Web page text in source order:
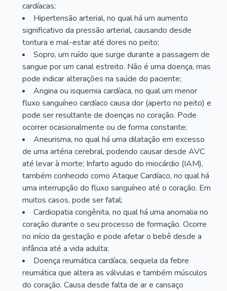
cardíacas;
Hipertensão arterial, no qual há um aumento
significativo da pressão arterial, causando desde
tontura e mal-estar até dores no peito;
Sopro, um ruído que surge durante a passagem de
sangue por um canal estreito. Não é uma doença, mas
pode indicar alterações na saúde do paciente;
Angina ou isquemia cardíaca, no qual um menor
fluxo sanguíneo cardíaco causa dor (aperto no peito) e
pode ser resultante de doenças no coração. Pode
ocorrer ocasionalmente ou de forma constante;
Aneurisma, no qual há uma dilatação em excesso
de uma artéria cerebral, podendo causar desde AVC
até levar à morte; Infarto agudo do miocárdio (IAM),
também conhecido como Ataque Cardíaco, no qual há
uma interrupção do fluxo sanguíneo até o coração. Em
muitos casos, pode ser fatal;
Cardiopatia congênita, no qual há uma anomalia no
coração durante o seu processo de formação. Ocorre
no início da gestação e pode afetar o bebê desde a
infância até a vida adulta;
Doença reumática cardíaca, sequela da febre
reumática que altera as válvulas e também músculos
do coração. Causa desde falta de ar e cansaço